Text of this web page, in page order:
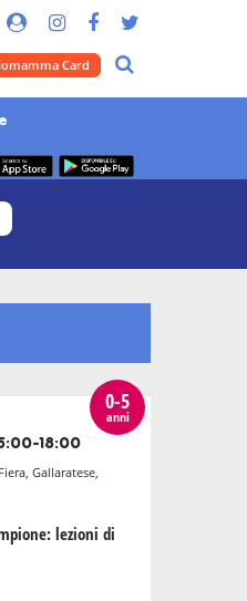
Card
0-5
anni
18:00
Gallaratese,
lezioni di